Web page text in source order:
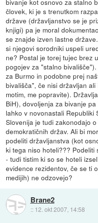
bivanje kot osnovo za stalno
človek, ki je s trenutkom
države (državljanstvo se je
knjigi) pa je moral
se znajde izven lastne
si njegovi sorodniki uspeli
ne? Postal je torej tujec brez
pogojev za "stalno
za Burmo in podobne prej
bivališča", če nisi državljan
motim, me popravite).
BiH), dovoljenja za bivanje
lahko v novonastali Republiki
Slovenija je tudi zakonodajo
demokratičnih držav. Ali bi
podeliti državljanstva (kot
ki tega niso hoteli???
- tudi tistim ki so se hoteli
evidence rezidentov, če se ti
medijih) ne odzovejo?
Brane2
:: 12. okt 2007, 14:58